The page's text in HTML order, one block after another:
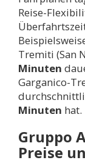
Reise-
Tremiti (San
Minuten
Garganico-
Minuten hat.
Gruppo
Preise